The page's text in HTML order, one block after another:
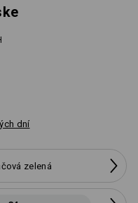
dní
zelená